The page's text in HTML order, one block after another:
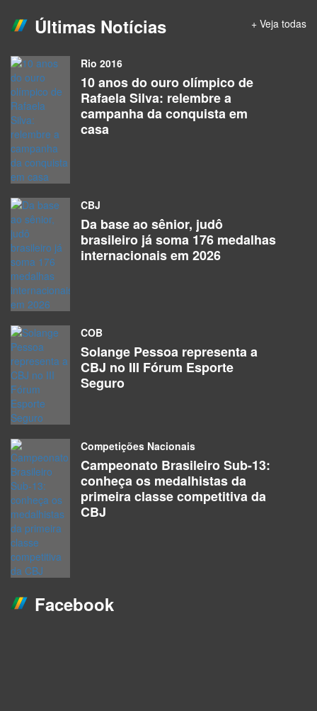
Últimas Notícias + Veja todas
Rio 2016
10 anos do ouro olímpico de
Rafaela Silva: relembre a
campanha da conquista em
casa
CBJ
Da base ao sênior, judô
brasileiro já soma 176 medalhas
internacionais em 2026
COB
Solange Pessoa representa a
CBJ no III Fórum Esporte
Seguro
Competições Nacionais
Campeonato Brasileiro Sub-13:
conheça os medalhistas da
primeira classe competitiva da
CBJ
Facebook